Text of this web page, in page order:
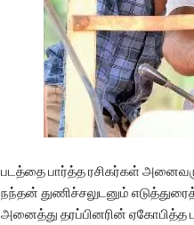
படத்தை பார்த்த ரசிகர்கள்
நந்தன் துணிச்சலுடனும்
அனைத்து தரப்பினரின் ஏகோபித்த